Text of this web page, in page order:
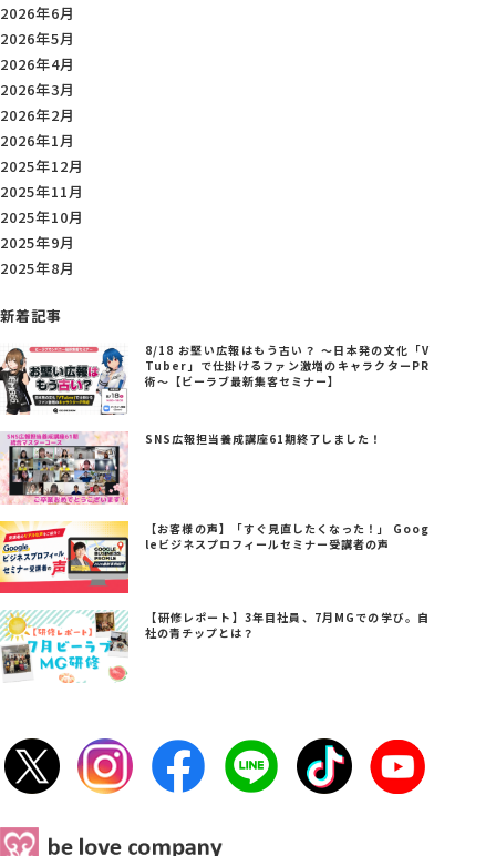
2026年6月
2026年5月
2026年4月
2026年3月
2026年2月
2026年1月
2025年12月
2025年11月
2025年10月
2025年9月
2025年8月
新着記事
8/18 お堅い広報はもう古い？ ～日本発の文化「V
Tuber」で仕掛けるファン激増のキャラクターPR
術～【ビーラブ最新集客セミナー】
SNS広報担当養成講座61期終了しました！
【お客様の声】「すぐ見直したくなった！」 Goog
leビジネスプロフィールセミナー受講者の声
【研修レポート】3年目社員、7月MGでの学び。自
社の青チップとは？